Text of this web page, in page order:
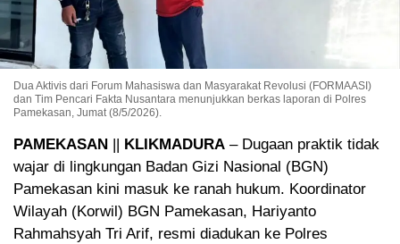
Dua Aktivis dari Forum Mahasiswa dan Masyarakat Revolusi (FORMAASI)
dan Tim Pencari Fakta Nusantara menunjukkan berkas laporan di Polres
Pamekasan, Jumat (8/5/2026).
PAMEKASAN || KLIKMADURA – Dugaan praktik tidak
wajar di lingkungan Badan Gizi Nasional (BGN)
Pamekasan kini masuk ke ranah hukum. Koordinator
Wilayah (Korwil) BGN Pamekasan, Hariyanto
Rahmahsyah Tri Arif, resmi diadukan ke Polres